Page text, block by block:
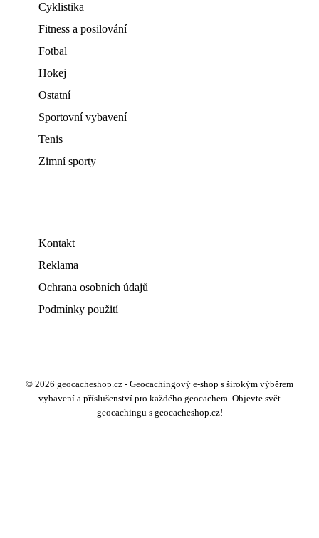
Cyklistika
Fitness a posilování
Fotbal
Hokej
Ostatní
Sportovní vybavení
Tenis
Zimní sporty
Kontakt
Reklama
Ochrana osobních údajů
Podmínky použití
© 2026 geocacheshop.cz - Geocachingový e-shop s širokým výběrem
vybavení a příslušenství pro každého geocachera. Objevte svět
geocachingu s geocacheshop.cz!